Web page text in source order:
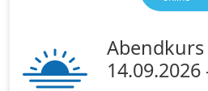
Abendkurs
14.09.2026